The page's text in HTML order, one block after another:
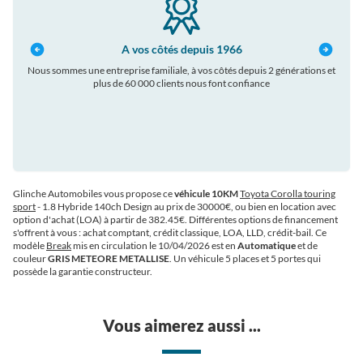
A vos côtés depuis 1966
Nous sommes une entreprise familiale, à vos côtés depuis 2 générations et
plus de 60 000 clients nous font confiance
Glinche Automobiles vous propose cevéhicule 10KMToyota Corolla touring
sport- 1.8 Hybride 140ch Design au prix de 30000€, ou bien en location avec
option d'achat (LOA) à partir de 382.45€. Différentes options de financement
s'offrent à vous : achat comptant, crédit classique, LOA, LLD, crédit-bail. Ce
modèle Breakmis en circulation le 10/04/2026 est en Automatiqueet de
couleurGRIS METEORE METALLISE. Un véhicule 5 places et 5 portes qui
possède la garantie constructeur.
Vous aimerez aussi ...